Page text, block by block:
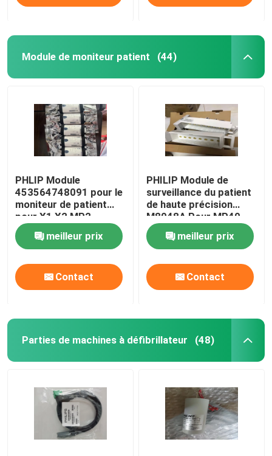
Module de moniteur patient (44)
PHLIP Module
453564748091 pour le
moniteur de patient
pour X1 X2 MP2
meilleur prix
Contact
PHILIP Module de
surveillance du patient
de haute précision
M8048A Pour MP40
MP50
meilleur prix
Contact
Parties de machines à défibrillateur (48)